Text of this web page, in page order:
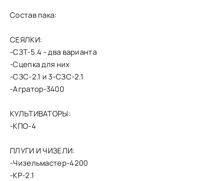
Состав пака:
СЕЯЛКИ:
-СЗТ-5.4 - два варианта
-Сцепка для них
-СЗС-2.1 и 3-СЗС-2.1
-Агратор-3400
КУЛЬТИВАТОРЫ:
-КПО-4
ПЛУГИ И ЧИЗЕЛИ:
-Чизельмастер-4200
-КР-2.1